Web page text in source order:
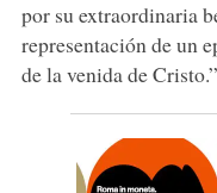
por su extraordinaria
representación de un
de la venida de Cristo.”